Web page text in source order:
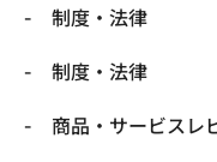
制度・法律
制度・法律
商品・サービスレ